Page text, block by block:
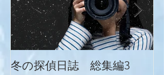
冬の探偵日誌 総集編3